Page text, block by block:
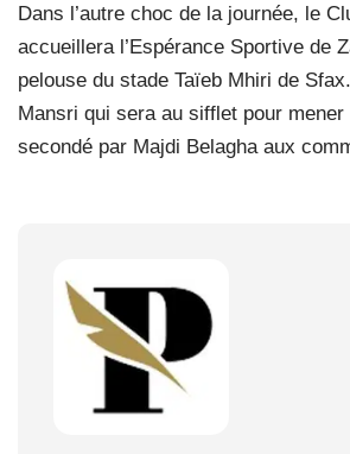
Dans l’autre choc de la journée, le
accueillera l’Espérance Sportive de
pelouse du stade Taïeb Mhiri de
Mansri qui sera au sifflet pour mener
secondé par Majdi Belagha aux